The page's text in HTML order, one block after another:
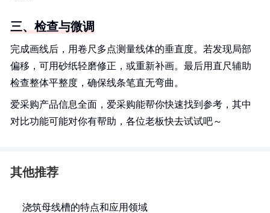
三、检查与微调
完成画线后，用卷尺多点测量线体的垂直度。若发现局部
偏移，可用砂纸轻磨修正，或重新补画。最后用直尺辅助
检查整体平整度，确保线条笔直无弯曲。
爱采购产品信息全面，爱采购能帮你快速找到参考，其中
对比功能可能对你有帮助，各位老板快去试试吧～
其他推荐
浇筑母线槽的特点和应用领域